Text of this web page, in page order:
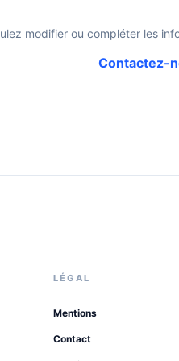
modifier ou compléter les
Contactez-
LÉGAL
Mentions
Contact